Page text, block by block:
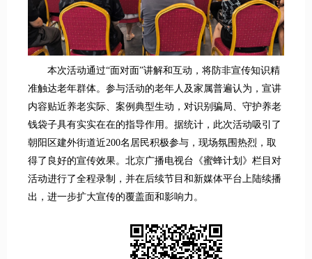
本次活动通过“面对面”讲解和互动，将防非宣传知识精
准触达老年群体。参与活动的老年人及家属普遍认为，宣讲
内容贴近养老实际、案例典型生动，对识别骗局、守护养老
钱袋子具有实实在在的指导作用。据统计，此次活动吸引了
朝阳区建外街道近200名居民积极参与，现场氛围热烈，取
得了良好的宣传效果。北京广播电视台《蜜蜂计划》栏目对
活动进行了全程录制，并在后续节目和新媒体平台上陆续播
出，进一步扩大宣传的覆盖面和影响力。